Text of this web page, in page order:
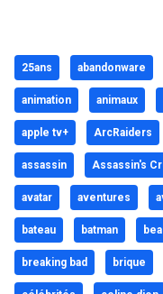
25ans abandonware
animation animaux
apple tv+ ArcRaiders
assassin Assassin's
avatar aventures
bateau batman bea
breaking bad brique